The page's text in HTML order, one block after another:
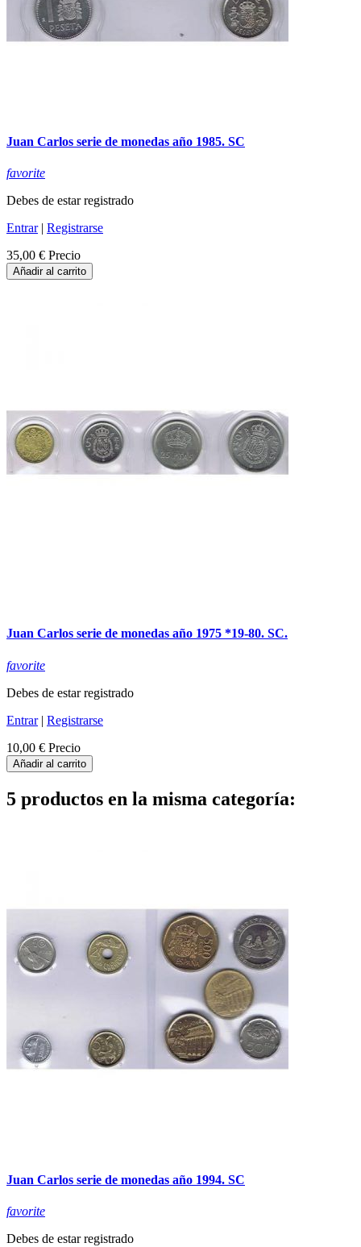
Juan Carlos serie de monedas año 1985. SC
favorite
Debes de estar registrado
Entrar| Registrarse
35,00 € Precio
Añadir al carrito
Juan Carlos serie de monedas año 1975 *19-80. SC.
favorite
Debes de estar registrado
Entrar| Registrarse
10,00 € Precio
Añadir al carrito
5 productos en la misma categoría:
Juan Carlos serie de monedas año 1994. SC
favorite
Debes de estar registrado